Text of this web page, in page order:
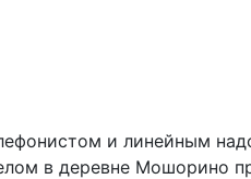
и линейным
в деревне Мошорино